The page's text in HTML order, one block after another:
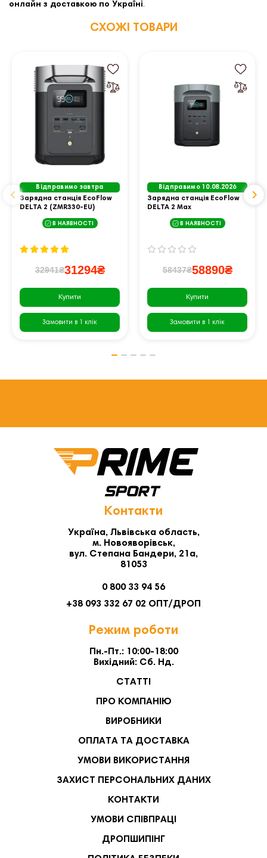
онлайн з доставкою по Україні.
СХОЖІ ТОВАРИ
Відправимо завтра
Зарядна станція EcoFlow
DELTA 2 (ZMR330-EU)
В НАЯВНОСТІ
32941₴31294₴
Купити
Замовити в 1 клік
Відправимо 10.08.2026
Зарядна станція EcoFlow
DELTA 2 Max
В НАЯВНОСТІ
58437₴58890₴
Купити
Замовити в 1 клік
Контакти
Україна, Львівська область,
м. Новояворівськ,
вул. Степана Бандери, 21а,
81053
0 800 33 94 56
+38 093 332 67 02 ОПТ/ДРОП
Режим роботи
Пн.-Пт.: 10:00-18:00
Вихідний: Сб. Нд.
СТАТТІ
ПРО КОМПАНІЮ
ВИРОБНИКИ
ОПЛАТА ТА ДОСТАВКА
УМОВИ ВИКОРИСТАННЯ
ЗАХИСТ ПЕРСОНАЛЬНИХ ДАНИХ
КОНТАКТИ
УМОВИ СПІВПРАЦІ
ДРОПШИПІНГ